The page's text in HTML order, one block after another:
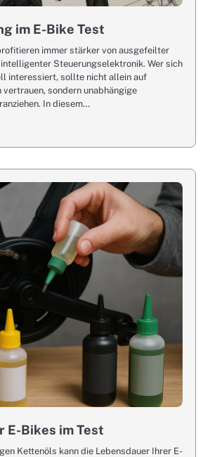
im E-Bike Test
immer stärker von ausgefeilter
Steuerungselektronik. Wer sich
interessiert, sollte nicht allein auf
sondern unabhängige
In diesem…
E-Bikes im Test
Kettenöls kann die Lebensdauer Ihrer E-